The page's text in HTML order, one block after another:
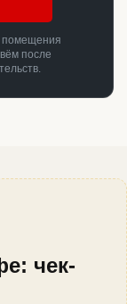
помещения
после
чек-